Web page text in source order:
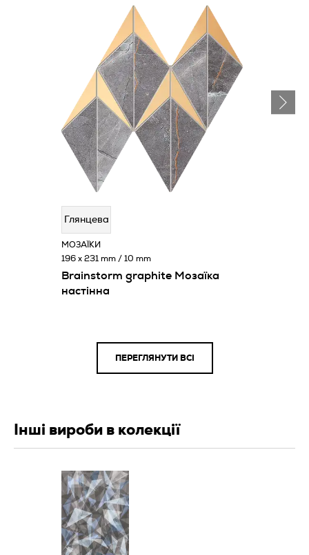
Глянцева
Brainstorm graphite Мозаїка
настінна
МОЗАЇКИ
196 x 231 mm / 10 mm
ПЕРЕГЛЯНУТИ ВСІ
Інші вироби в колекції